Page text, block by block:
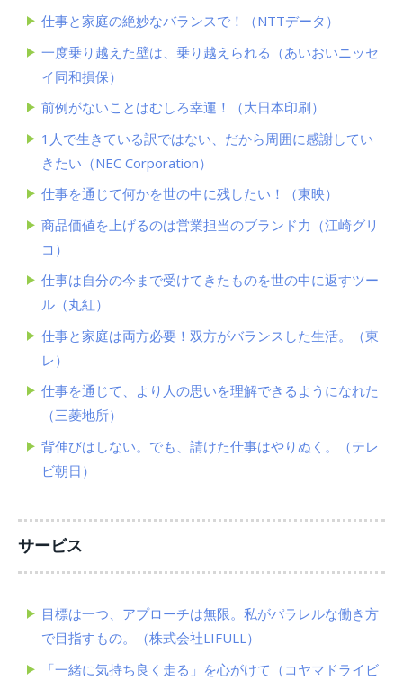
仕事と家庭の絶妙なバランスで！（NTTデータ）
一度乗り越えた壁は、乗り越えられる（あいおいニッセ
イ同和損保）
前例がないことはむしろ幸運！（大日本印刷）
1人で生きている訳ではない、だから周囲に感謝してい
きたい（NEC Corporation）
仕事を通じて何かを世の中に残したい！（東映）
商品価値を上げるのは営業担当のブランド力（江崎グリ
コ）
仕事は自分の今まで受けてきたものを世の中に返すツー
ル（丸紅）
仕事と家庭は両方必要！双方がバランスした生活。（東
レ）
仕事を通じて、より人の思いを理解できるようになれた
（三菱地所）
背伸びはしない。でも、請けた仕事はやりぬく。（テレ
ビ朝日）
サービス
目標は一つ、アプローチは無限。私がパラレルな働き方
で目指すもの。（株式会社LIFULL）
「一緒に気持ち良く走る」を心がけて（コヤマドライビ